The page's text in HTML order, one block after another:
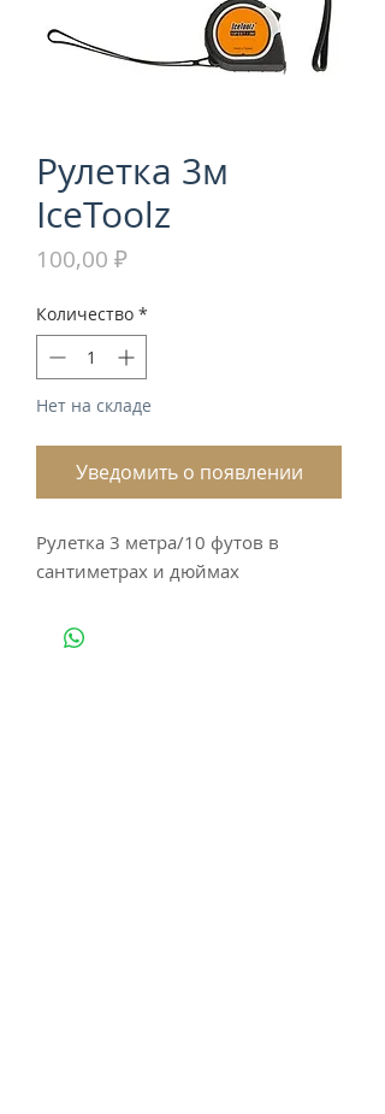
Рулетка 3м
IceToolz
100,00 ₽Цена
Количество *
Нет на складе
Уведомить о появлении
Рулетка 3 метра/10 футов в
сантиметрах и дюймах